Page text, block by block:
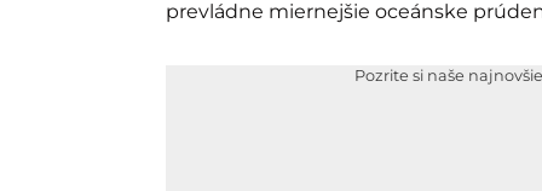
prevládne miernejšie oceánske
Pozrite si naše